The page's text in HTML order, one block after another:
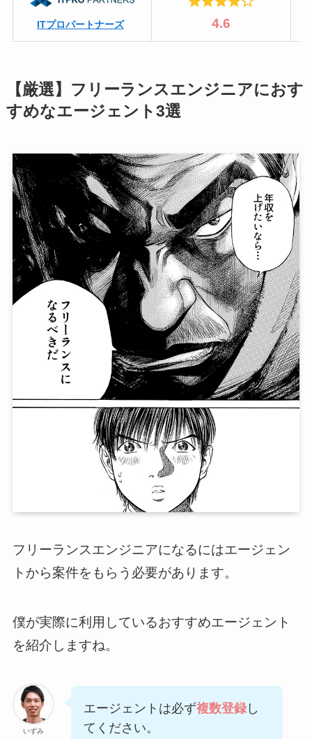
ITプロパートナーズ 4.6
【厳選】フリーランスエンジニアにおす
すめなエージェント3選
フリーランスエンジニアになるにはエージェン
トから案件をもらう必要があります。
僕が実際に利用しているおすすめエージェント
を紹介しますね。
いずみ
エージェントは必ず複数登録し
てください。